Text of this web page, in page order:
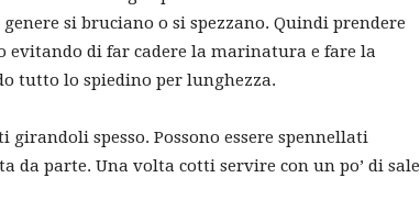
si bruciano o si spezzano. Quindi prendere
di far cadere la marinatura e fare la
tutto lo spiedino per lunghezza.
spesso. Possono essere spennellati
parte. Una volta cotti servire con un po’ di sale